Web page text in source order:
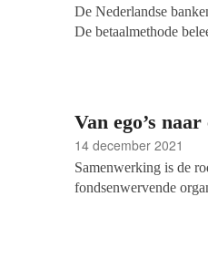
De Nederlandse
De betaalmethode
medio 2023 de
goededoelensector
alternatief.
Van ego’s
14 december 2021
Samenwerking is de
fondsenwervende